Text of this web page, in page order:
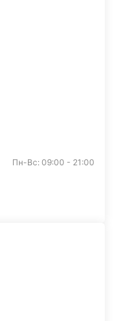
Пн-Вс: 09:00 - 21:00